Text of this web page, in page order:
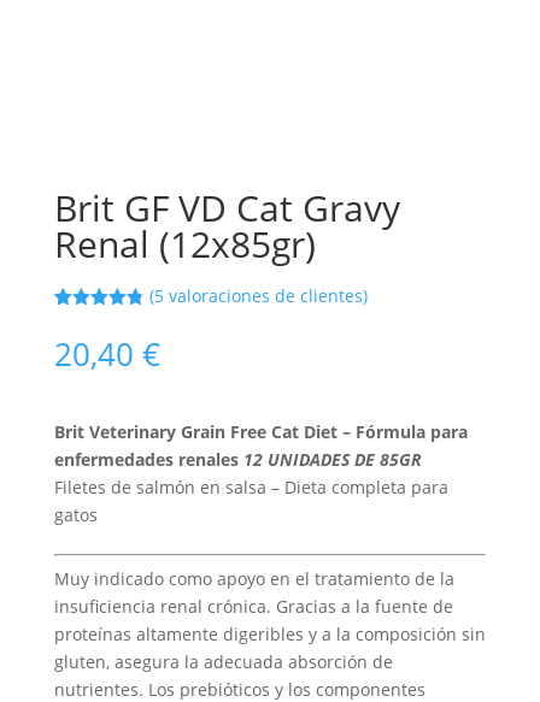
Brit GF VD Cat Gravy
Renal (12x85gr)
5 en base
clientes
(5 valoraciones de clientes)
20,40 €
Brit Veterinary Grain Free Cat Diet – Fórmula para
enfermedades renales 12 UNIDADES DE 85GR
Filetes de salmón en salsa – Dieta completa para
gatos
Muy indicado como apoyo en el tratamiento de la
insuficiencia renal crónica. Gracias a la fuente de
proteínas altamente digeribles y a la composición sin
gluten, asegura la adecuada absorción de
nutrientes. Los prebióticos y los componentes